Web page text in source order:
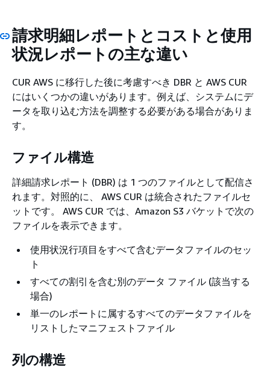
請求明細レポートとコストと使用
状況レポートの主な違い
CUR AWS に移行した後に考慮すべき DBR と AWS CUR
にはいくつかの違いがあります。例えば、システムにデ
ータを取り込む方法を調整する必要がある場合がありま
す。
ファイル構造
詳細請求レポート (DBR) は 1 つのファイルとして配信さ
れます。対照的に、 AWS CUR は統合されたファイルセ
ットです。 AWS CUR では、Amazon S3 バケットで次の
ファイルを表示できます。
使用状況行項目をすべて含むデータファイルのセッ
ト
すべての割引を含む別のデータ ファイル (該当する
場合)
単一のレポートに属するすべてのデータファイルを
リストしたマニフェストファイル
列の構造